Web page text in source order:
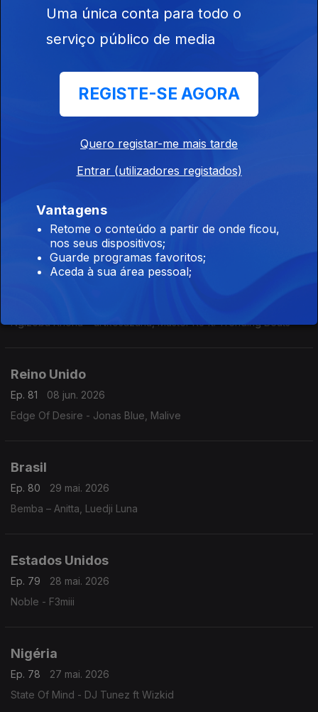
12 jun. 2026
Peão todo tatuado – Jeninho, Mariana Fagundes
Estados Unidos
11 jun. 2026
Ep. 83
10 jun. 2026
Jies - BNXN
Ngizoba Khona – uNkosazana, Master KJ ft. Trending Beats
Reino Unido
Ep. 81
08 jun. 2026
Edge Of Desire - Jonas Blue, Malive
Brasil
Ep. 80
29 mai. 2026
Bemba – Anitta, Luedji Luna
Estados Unidos
Ep. 79
28 mai. 2026
Noble - F3miii
Nigéria
Ep. 78
27 mai. 2026
State Of Mind - DJ Tunez ft Wizkid
Uma única conta para todo o
serviço público de media
REGISTE-SE AGORA
Quero registar-me mais tarde
Entrar (utilizadores registados)
Vantagens
Retome o conteúdo a partir de onde ficou,
nos seus dispositivos;
Guarde programas favoritos;
Aceda à sua área pessoal;